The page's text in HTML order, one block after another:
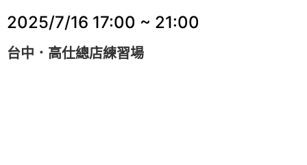
2025/7/16 17:00 ~ 21:00
台中．高仕總店練習場